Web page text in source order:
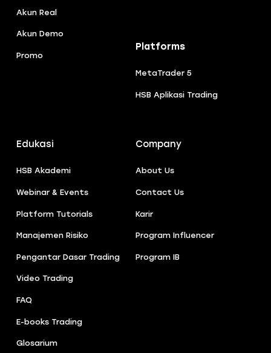
Akun Real
Akun Demo
Promo
Platforms
MetaTrader 5
HSB Aplikasi Trading
Edukasi
HSB Akademi
Webinar & Events
Platform Tutorials
Manajemen Risiko
Pengantar Dasar Trading
Video Trading
FAQ
E-books Trading
Glosarium
Company
About Us
Contact Us
Karir
Program Influencer
Program IB